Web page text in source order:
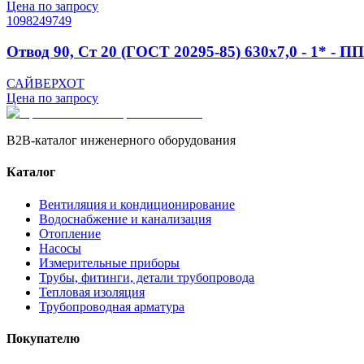
Цена по запросу
1098249749
Отвод 90, Ст 20 (ГОСТ 20295-85) 630x7,0 - 1* -
САЙВЕРХОТ
Цена по запросу
B2B-каталог инженерного оборудования
Каталог
Вентиляция и кондиционирование
Водоснабжение и канализация
Отопление
Насосы
Измерительные приборы
Трубы, фитинги, детали трубопровода
Тепловая изоляция
Трубопроводная арматура
Покупателю